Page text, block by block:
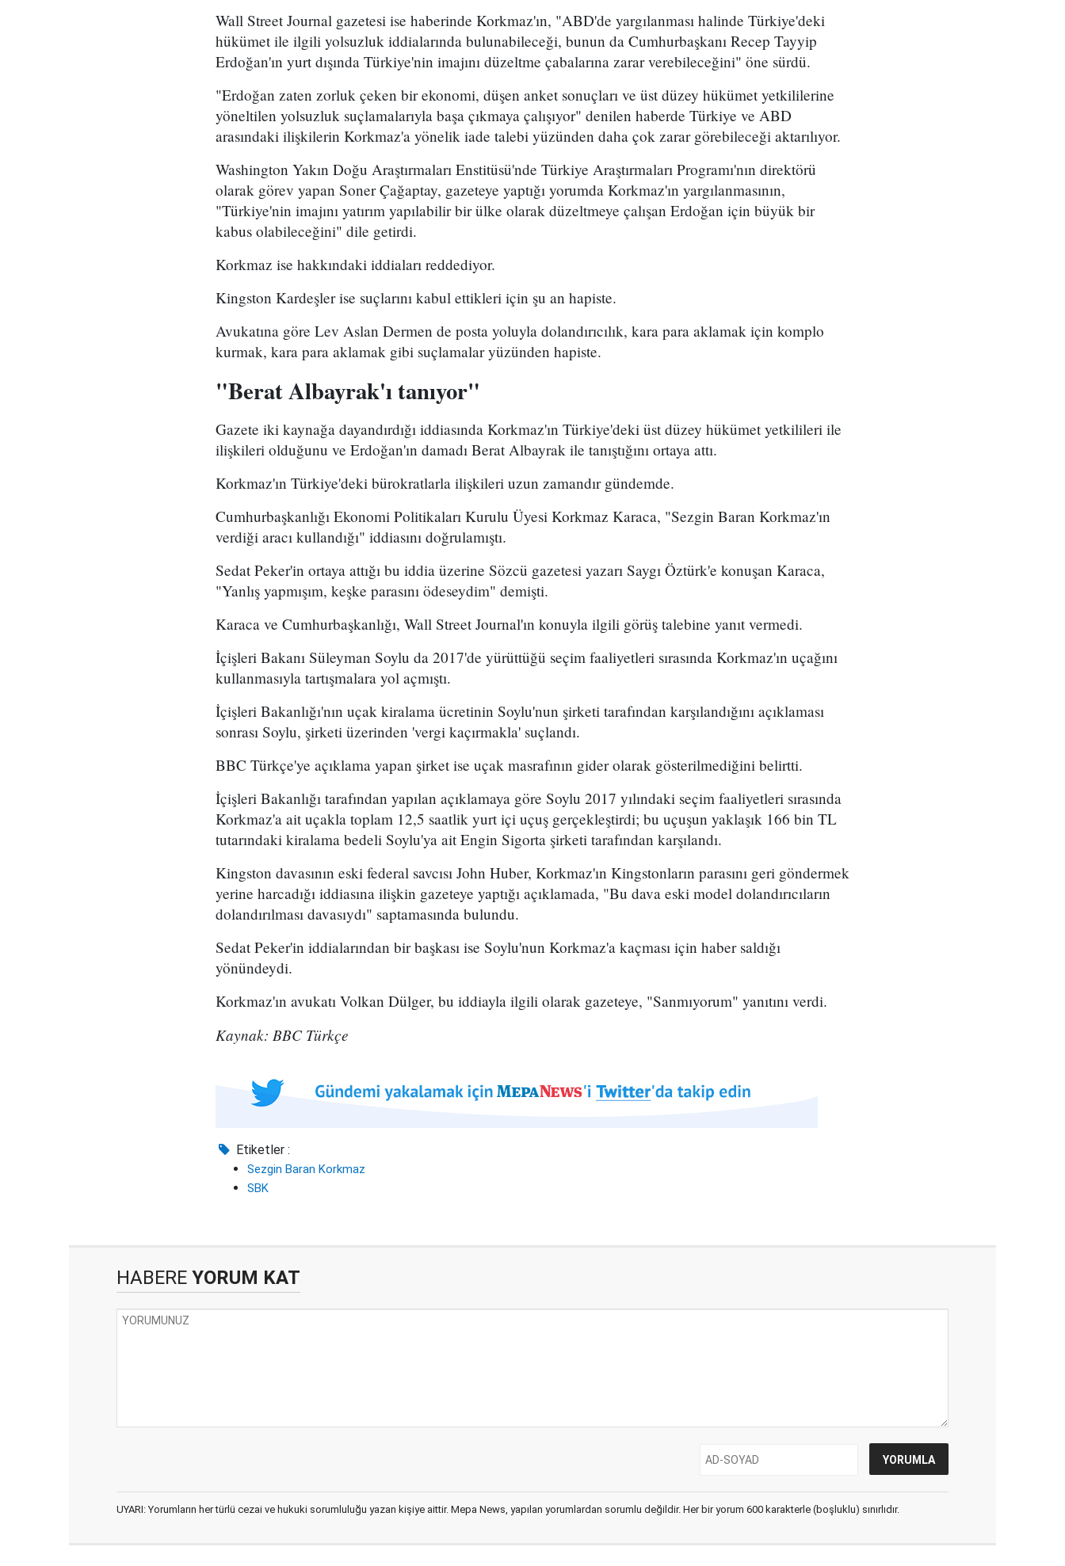
Wall Street Journal gazetesi ise haberinde Korkmaz'ın, "ABD'de yargılanması halinde Türkiye'deki
hükümet ile ilgili yolsuzluk iddialarında bulunabileceği, bunun da Cumhurbaşkanı Recep Tayyip
Erdoğan'ın yurt dışında Türkiye'nin imajını düzeltme çabalarına zarar verebileceğini" öne sürdü.
"Erdoğan zaten zorluk çeken bir ekonomi, düşen anket sonuçları ve üst düzey hükümet yetkililerine
yöneltilen yolsuzluk suçlamalarıyla başa çıkmaya çalışıyor" denilen haberde Türkiye ve ABD
arasındaki ilişkilerin Korkmaz'a yönelik iade talebi yüzünden daha çok zarar görebileceği aktarılıyor.
Washington Yakın Doğu Araştırmaları Enstitüsü'nde Türkiye Araştırmaları Programı'nın direktörü
olarak görev yapan Soner Çağaptay, gazeteye yaptığı yorumda Korkmaz'ın yargılanmasının,
"Türkiye'nin imajını yatırım yapılabilir bir ülke olarak düzeltmeye çalışan Erdoğan için büyük bir
kabus olabileceğini" dile getirdi.
Korkmaz ise hakkındaki iddiaları reddediyor.
Kingston Kardeşler ise suçlarını kabul ettikleri için şu an hapiste.
Avukatına göre Lev Aslan Dermen de posta yoluyla dolandırıcılık, kara para aklamak için komplo
kurmak, kara para aklamak gibi suçlamalar yüzünden hapiste.
"Berat Albayrak'ı tanıyor"
Gazete iki kaynağa dayandırdığı iddiasında Korkmaz'ın Türkiye'deki üst düzey hükümet yetkilileri ile
ilişkileri olduğunu ve Erdoğan'ın damadı Berat Albayrak ile tanıştığını ortaya attı.
Korkmaz'ın Türkiye'deki bürokratlarla ilişkileri uzun zamandır gündemde.
Cumhurbaşkanlığı Ekonomi Politikaları Kurulu Üyesi Korkmaz Karaca, "Sezgin Baran Korkmaz'ın
verdiği aracı kullandığı" iddiasını doğrulamıştı.
Sedat Peker'in ortaya attığı bu iddia üzerine Sözcü gazetesi yazarı Saygı Öztürk'e konuşan Karaca,
"Yanlış yapmışım, keşke parasını ödeseydim" demişti.
Karaca ve Cumhurbaşkanlığı, Wall Street Journal'ın konuyla ilgili görüş talebine yanıt vermedi.
İçişleri Bakanı Süleyman Soylu da 2017'de yürüttüğü seçim faaliyetleri sırasında Korkmaz'ın uçağını
kullanmasıyla tartışmalara yol açmıştı.
İçişleri Bakanlığı'nın uçak kiralama ücretinin Soylu'nun şirketi tarafından karşılandığını açıklaması
sonrası Soylu, şirketi üzerinden 'vergi kaçırmakla' suçlandı.
BBC Türkçe'ye açıklama yapan şirket ise uçak masrafının gider olarak gösterilmediğini belirtti.
İçişleri Bakanlığı tarafından yapılan açıklamaya göre Soylu 2017 yılındaki seçim faaliyetleri sırasında
Korkmaz'a ait uçakla toplam 12,5 saatlik yurt içi uçuş gerçekleştirdi; bu uçuşun yaklaşık 166 bin TL
tutarındaki kiralama bedeli Soylu'ya ait Engin Sigorta şirketi tarafından karşılandı.
Kingston davasının eski federal savcısı John Huber, Korkmaz'ın Kingstonların parasını geri göndermek
yerine harcadığı iddiasına ilişkin gazeteye yaptığı açıklamada, "Bu dava eski model dolandırıcıların
dolandırılması davasıydı" saptamasında bulundu.
Sedat Peker'in iddialarından bir başkası ise Soylu'nun Korkmaz'a kaçması için haber saldığı
yönündeydi.
Korkmaz'ın avukatı Volkan Dülger, bu iddiayla ilgili olarak gazeteye, "Sanmıyorum" yanıtını verdi.
Kaynak: BBC Türkçe
Etiketler :
Sezgin Baran Korkmaz
SBK
HABERE YORUM KAT
UYARI: Yorumların her türlü cezai ve hukuki sorumluluğu yazan kişiye aittir. Mepa News, yapılan yorumlardan sorumlu değildir. Her bir yorum 600 karakterle (boşluklu) sınırlıdır.